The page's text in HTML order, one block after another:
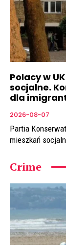
Polacy w
socjalne.
dla
2026-08-07
Partia
mieszkań
Crime